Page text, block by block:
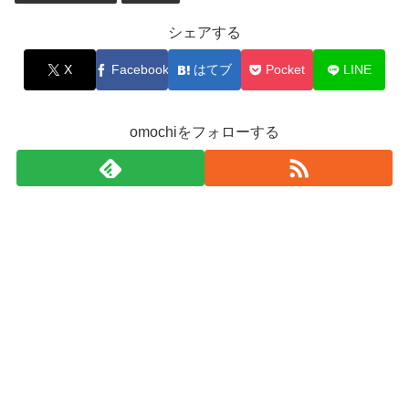
シェアする
X Facebook はてブ Pocket LINE
omochiをフォローする